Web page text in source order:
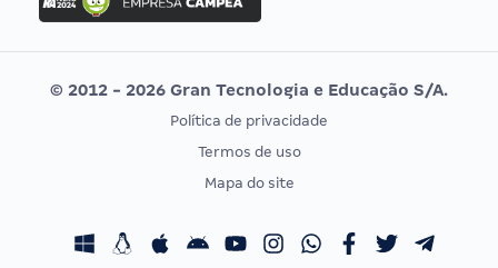
Concurso MPU
Editais publicados
Vunesp
CONCURSOS POR PROFISSÃO
Concursos Fiscais
EXAME DE ORDEM
Calendário OAB
© 2012 - 2026 Gran Tecnologia e Educação S/A.
Política de privacidade
Termos de uso
Mapa do site